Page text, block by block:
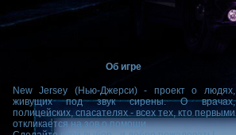
Об игре
New Jersey (Нью-Джерси) - проект о людях,
живущих под звук сирены. О врачах,
полицейских, спасателях - всех тех, кто первыми
откликается на зов о помощи.